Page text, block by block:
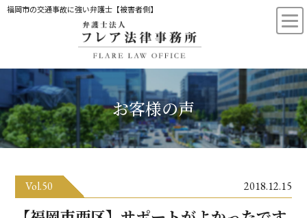
福岡市の交通事故に強い弁護士【被害者側】
お客様の声
Vol.50 2018.12.15